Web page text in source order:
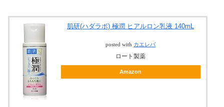
肌研(ハダラボ) 極潤 ヒアルロン乳液 140mL
posted with カエレバ
ロート製薬
Amazon